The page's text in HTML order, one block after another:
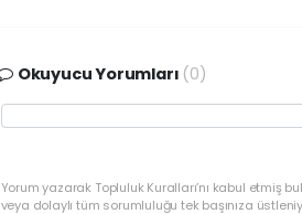
Okuyucu Yorumları (0)
Yorum yazarak Topluluk Kuralları’nı kabul etmiş
veya dolaylı tüm sorumluluğu tek başınıza